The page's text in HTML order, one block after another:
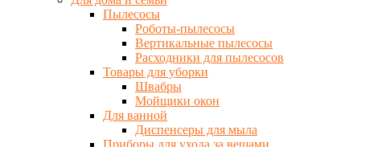
Пылесосы
Роботы-пылесосы
Вертикальные пылесосы
Расходники для пылесосов
Товары для уборки
Швабры
Мойщики окон
Для ванной
Диспенсеры для мыла
Приборы для ухода за вещами